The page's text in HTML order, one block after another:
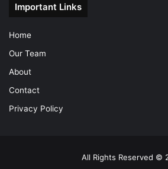
Important Links
Home
Our Team
About
Contact
Privacy Policy
All Rights Reserved ©